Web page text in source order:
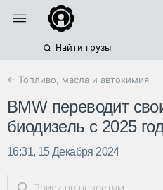
Найти грузы
← Топливо, масла и автохимия
BMW переводит
биодизель с 2025
16:31, 15 Декабря 2024